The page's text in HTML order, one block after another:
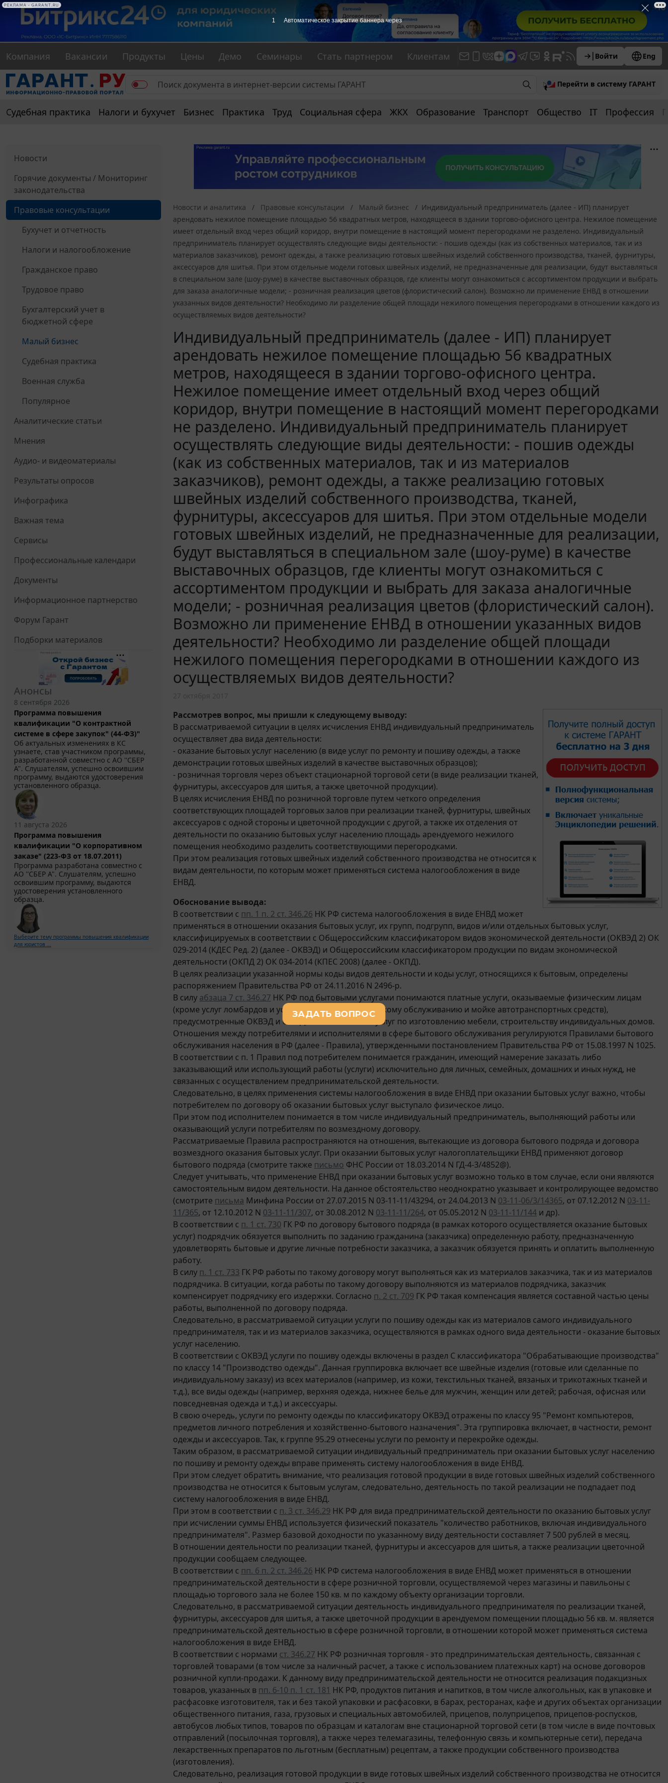
Компания Вакансии Продукты Цены Демо Семинары Стать партнером Клиентам Войти Eng
Перейти в систему ГАРАНТ
Судебная практика Налоги и бухучет Бизнес Практика Труд Социальная сфера ЖКХ Образование Транспорт Общество IT Профессия
Новости
Горячие документы / Мониторинг
законодательства
Правовые консультации
Бухучет и отчетность
Налоги и налогообложение
Гражданское право
Трудовое право
Бухгалтерский учет в
бюджетной сфере
Малый бизнес
Судебная практика
Военная служба
Популярное
Аналитические статьи
Мнения
Аудио- и видеоматериалы
Результаты опросов
Инфографика
Важная тема
Сервисы
Профессиональные календари
Документы
Информационное партнерство
Форум Гарант
Подборки материалов
Анонсы
8 сентября 2026
Программа повышения
квалификации "О контрактной
системе в сфере закупок" (44-ФЗ)"
Об актуальных изменениях в КС
узнаете, став участником программы,
разработанной совместно с АО ''СБЕР
А". Слушателям, успешно освоившим
программу, выдаются удостоверения
установленного образца.
11 августа 2026
Программа повышения
квалификации "О корпоративном
заказе" (223-ФЗ от 18.07.2011)
Программа разработана совместно с
АО ''СБЕР А". Слушателям, успешно
освоившим программу, выдаются
удостоверения установленного
образца.
Выберите тему программы повышения квалификации
для юристов ...
Новости и аналитика Правовые консультации Малый бизнес
Индивидуальный предприниматель (далее - ИП) планирует
арендовать нежилое помещение площадью 56 квадратных метров, находящееся в здании торгово-офисного центра. Нежилое помещение
имеет отдельный вход через общий коридор, внутри помещение в настоящий момент перегородками не разделено. Индивидуальный
предприниматель планирует осуществлять следующие виды деятельности: - пошив одежды (как из собственных материалов, так и из
материалов заказчиков), ремонт одежды, а также реализацию готовых швейных изделий собственного производства, тканей, фурнитуры,
аксессуаров для шитья. При этом отдельные модели готовых швейных изделий, не предназначенные для реализации, будут выставляться
в специальном зале (шоу-руме) в качестве выставочных образцов, где клиенты могут ознакомиться с ассортиментом продукции и выбрать
для заказа аналогичные модели; - розничная реализация цветов (флористический салон). Возможно ли применение ЕНВД в отношении
указанных видов деятельности? Необходимо ли разделение общей площади нежилого помещения перегородками в отношении каждого из
осуществляемых видов деятельности?
Индивидуальный предприниматель (далее - ИП) планирует
арендовать нежилое помещение площадью 56 квадратных
метров, находящееся в здании торгово-офисного центра.
Нежилое помещение имеет отдельный вход через общий
коридор, внутри помещение в настоящий момент перегородками
не разделено. Индивидуальный предприниматель планирует
осуществлять следующие виды деятельности: - пошив одежды
(как из собственных материалов, так и из материалов
заказчиков), ремонт одежды, а также реализацию готовых
швейных изделий собственного производства, тканей,
фурнитуры, аксессуаров для шитья. При этом отдельные модели
готовых швейных изделий, не предназначенные для реализации,
будут выставляться в специальном зале (шоу-руме) в качестве
выставочных образцов, где клиенты могут ознакомиться с
ассортиментом продукции и выбрать для заказа аналогичные
модели; - розничная реализация цветов (флористический салон).
Возможно ли применение ЕНВД в отношении указанных видов
деятельности? Необходимо ли разделение общей площади
нежилого помещения перегородками в отношении каждого из
осуществляемых видов деятельности?
Рассмотрев вопрос, мы пришли к следующему выводу:
В рассматриваемой ситуации в целях исчисления ЕНВД индивидуальный предприниматель
осуществляет два вида деятельности:
- оказание бытовых услуг населению (в виде услуг по ремонту и пошиву одежды, а также
демонстрации готовых швейных изделий в качестве выставочных образцов);
- розничная торговля через объект стационарной торговой сети (в виде реализации тканей,
фурнитуры, аксессуаров для шитья, а также цветочной продукции).
В целях исчисления ЕНВД по розничной торговле путем четкого определения
соответствующих площадей торговых залов при реализации тканей, фурнитуры, швейных
аксессуаров с одной стороны и цветочной продукции с другой, а также их отделения от
деятельности по оказанию бытовых услуг населению площадь арендуемого нежилого
помещения необходимо разделить соответствующими перегородками.
При этом реализация готовых швейных изделий собственного производства не относится к
видам деятельности, по которым может применяться система налогообложения в виде
ЕНВД.
Обоснование вывода:
В соответствии с пп. 1 п. 2 ст. 346.26 НК РФ система налогообложения в виде ЕНВД может
применяться в отношении оказания бытовых услуг, их групп, подгрупп, видов и/или отдельных бытовых услуг,
классифицируемых в соответствии с Общероссийским классификатором видов экономической деятельности (ОКВЭД 2) ОК
029-2014 (КДЕС Ред. 2) (далее - ОКВЭД) и Общероссийским классификатором продукции по видам экономической
деятельности (ОКПД 2) ОК 034-2014 (КПЕС 2008) (далее - ОКПД).
В целях реализации указанной нормы коды видов деятельности и коды услуг, относящихся к бытовым, определены
распоряжением Правительства РФ от 24.11.2016 N 2496-р.
В силу абзаца 7 ст. 346.27 НК РФ под бытовыми услугами понимаются платные услуги, оказываемые физическим лицам
(кроме услуг ломбардов и услуг по ремонту, техническому обслуживанию и мойке автотранспортных средств),
предусмотренные ОКВЭД и ОКПД, за исключением услуг по изготовлению мебели, строительству индивидуальных домов.
Отношения между потребителями и исполнителями в сфере бытового обслуживания регулируются Правилами бытового
обслуживания населения в РФ (далее - Правила), утвержденными постановлением Правительства РФ от 15.08.1997 N 1025.
В соответствии с п. 1 Правил под потребителем понимается гражданин, имеющий намерение заказать либо
заказывающий или использующий работы (услуги) исключительно для личных, семейных, домашних и иных нужд, не
связанных с осуществлением предпринимательской деятельности.
Следовательно, в целях применения системы налогообложения в виде ЕНВД при оказании бытовых услуг важно, чтобы
потребителем по договору об оказании бытовых услуг выступало физическое лицо.
При этом под исполнителем понимается в том числе индивидуальный предприниматель, выполняющий работы или
оказывающий услуги потребителям по возмездному договору.
Рассматриваемые Правила распространяются на отношения, вытекающие из договора бытового подряда и договора
возмездного оказания бытовых услуг. При оказании бытовых услуг налогоплательщики ЕНВД применяют договор
бытового подряда (смотрите также письмо ФНС России от 18.03.2014 N ГД-4-3/4852@).
Следует учитывать, что применение ЕНВД при оказании бытовых услуг возможно только в том случае, если они являются
самостоятельным видом деятельности. На данное обстоятельство неоднократно указывает и контролирующее ведомство
(смотрите письма Минфина России от 27.07.2015 N 03-11-11/43294, от 24.04.2013 N 03-11-06/3/14365, от 07.12.2012 N 03-11-
11/365, от 12.10.2012 N 03-11-11/307, от 30.08.2012 N 03-11-11/264, от 05.05.2012 N 03-11-11/144 и др).
В соответствии с п. 1 ст. 730 ГК РФ по договору бытового подряда (в рамках которого осуществляется оказание бытовых
услуг) подрядчик обязуется выполнить по заданию гражданина (заказчика) определенную работу, предназначенную
удовлетворять бытовые и другие личные потребности заказчика, а заказчик обязуется принять и оплатить выполненную
работу.
В силу п. 1 ст. 733 ГК РФ работы по такому договору могут выполняться как из материалов заказчика, так и из материалов
подрядчика. В ситуации, когда работы по такому договору выполняются из материалов подрядчика, заказчик
компенсирует подрядчику его издержки. Согласно п. 2 ст. 709 ГК РФ такая компенсация является составной частью цены
работы, выполненной по договору подряда.
Следовательно, в рассматриваемой ситуации услуги по пошиву одежды как из материалов самого индивидуального
предпринимателя, так и из материалов заказчика, осуществляются в рамках одного вида деятельности - оказание бытовых
услуг населению.
В соответствии с ОКВЭД услуги по пошиву одежды включены в раздел С классификатора "Обрабатывающие производства"
по классу 14 "Производство одежды". Данная группировка включает все швейные изделия (готовые или сделанные по
индивидуальному заказу) из всех материалов (например, из кожи, текстильных тканей, вязаных и трикотажных тканей и
т.д.), все виды одежды (например, верхняя одежда, нижнее белье для мужчин, женщин или детей; рабочая, офисная или
повседневная одежда и т.д.) и аксессуары.
В свою очередь, услуги по ремонту одежды по классификатору ОКВЭД отражены по классу 95 "Ремонт компьютеров,
предметов личного потребления и хозяйственно-бытового назначения". Эта группировка включает, в частности, ремонт
одежды и аксессуаров. Так, к группе 95.29 отнесены услуги по ремонту и перекройке одежды.
Таким образом, в рассматриваемой ситуации индивидуальный предприниматель при оказании бытовых услуг населению
по пошиву и ремонту одежды вправе применять систему налогообложения в виде ЕНВД.
При этом следует обратить внимание, что реализация готовой продукции в виде готовых швейных изделий собственного
производства не относится к бытовым услугам, следовательно, деятельность по такой реализации не подпадает под
систему налогообложения в виде ЕНВД.
При этом в соответствии с п. 3 ст. 346.29 НК РФ для вида предпринимательской деятельности по оказанию бытовых услуг
при исчислении суммы ЕНВД используется физический показатель "количество работников, включая индивидуального
предпринимателя". Размер базовой доходности по указанному виду деятельности составляет 7 500 рублей в месяц.
В отношении деятельности по реализации тканей, фурнитуры и аксессуаров для шитья, а также реализации цветочной
продукции сообщаем следующее.
В соответствии с пп. 6 п. 2 ст. 346.26 НК РФ система налогообложения в виде ЕНВД может применяться в отношении
предпринимательской деятельности в сфере розничной торговли, осуществляемой через магазины и павильоны с
площадью торгового зала не более 150 кв. м по каждому объекту организации торговли.
Следовательно, в рассматриваемой ситуации деятельность индивидуального предпринимателя по реализации тканей,
фурнитуры, аксессуаров для шитья, а также цветочной продукции в арендуемом помещении площадью 56 кв. м. является
предпринимательской деятельностью в сфере розничной торговли, в отношении которой может применяться система
налогообложения в виде ЕНВД.
В соответствии с нормами ст. 346.27 НК РФ розничная торговля - это предпринимательская деятельность, связанная с
торговлей товарами (в том числе за наличный расчет, а также с использованием платежных карт) на основе договоров
розничной купли-продажи. К данному виду предпринимательской деятельности не относится реализация подакцизных
товаров, указанных в пп. 6-10 п. 1 ст. 181 НК РФ, продуктов питания и напитков, в том числе алкогольных, как в упаковке и
расфасовке изготовителя, так и без такой упаковки и расфасовки, в барах, ресторанах, кафе и других объектах организации
общественного питания, газа, грузовых и специальных автомобилей, прицепов, полуприцепов, прицепов-роспусков,
автобусов любых типов, товаров по образцам и каталогам вне стационарной торговой сети (в том числе в виде почтовых
отправлений (посылочная торговля), а также через телемагазины, телефонную связь и компьютерные сети), передача
лекарственных препаратов по льготным (бесплатным) рецептам, а также продукции собственного производства
(изготовления).
Следовательно, реализация готовой продукции в виде готовых швейных изделий собственного производства не относится